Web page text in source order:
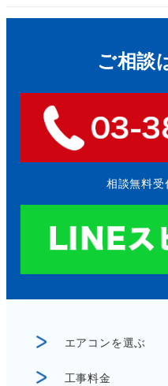
ご相談
相談無料
エアコンを選ぶ
工事料金